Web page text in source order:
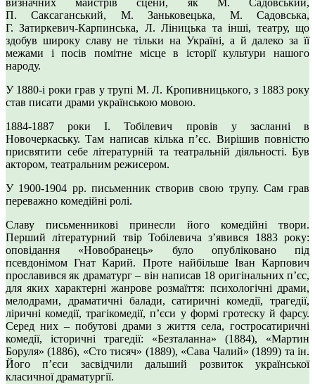
визначних майстрів сцени, як М. Садовський,
П. Саксаганський, М. Заньковецька, М. Садовська,
Г. Затиркевич-Карпинська, Л. Ліницька та інші, театру, що
здобув широку славу не тільки на Україні, а й далеко за її
межами і посів помітне місце в історії культури нашого
народу.
У 1880-і роки грав у трупі М. Л. Кропивницького, з 1883 року
став писати драми українською мовою.
1884-1887 роки І. Тобілевич провів у засланні в
Новочеркаську. Там написав кілька п’єс. Вирішив повністю
присвятити себе літературній та театральній діяльності. Був
актором, театральним режисером.
У 1900-1904 рр. письменник створив свою трупу. Сам грав
переважно комедійні ролі.
Славу письменникові принесли його комедійні твори.
Перший літературний твір Тобілевича з’явився 1883 року:
оповідання «Новобранець» було опубліковано під
псевдонімом Гнат Карий. Проте найбільше Іван Карпович
прославився як драматург – він написав 18 оригінальних п’єс,
для яких характерні жанрове розмаїття: психологічні драми,
мелодрами, драматичні балади, сатиричні комедії, трагедії,
ліричні комедії, трагікомедії, п’єси у формі гротеску й фарсу.
Серед них – побутові драми з життя села, гостросатиричні
комедії, історичні трагедії: «Безталанна» (1884), «Мартин
Боруля» (1886), «Сто тисяч» (1889), «Сава Чалий» (1899) та ін.
Його п’єси засвідчили дальший розвиток української
класичної драматургії.